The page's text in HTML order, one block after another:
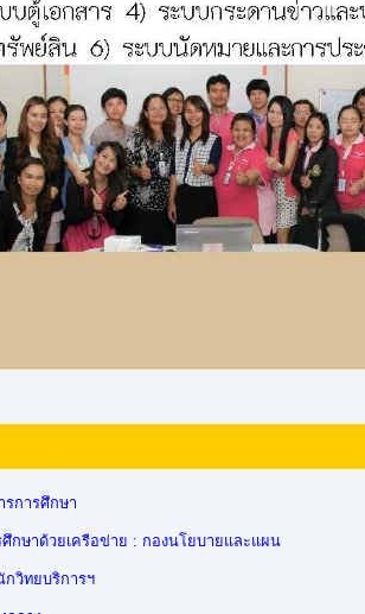
รการศึกษา
ษาด้วยเครือข่าย : กองนโยบายและแผน
วิทยบริการฯ